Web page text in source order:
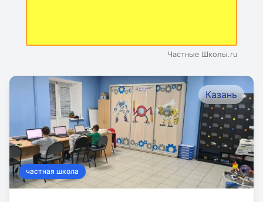
Частные Школы.ru
Казань
частная школа